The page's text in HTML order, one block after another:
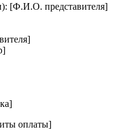
[Ф.И.О. представителя]
оплаты]